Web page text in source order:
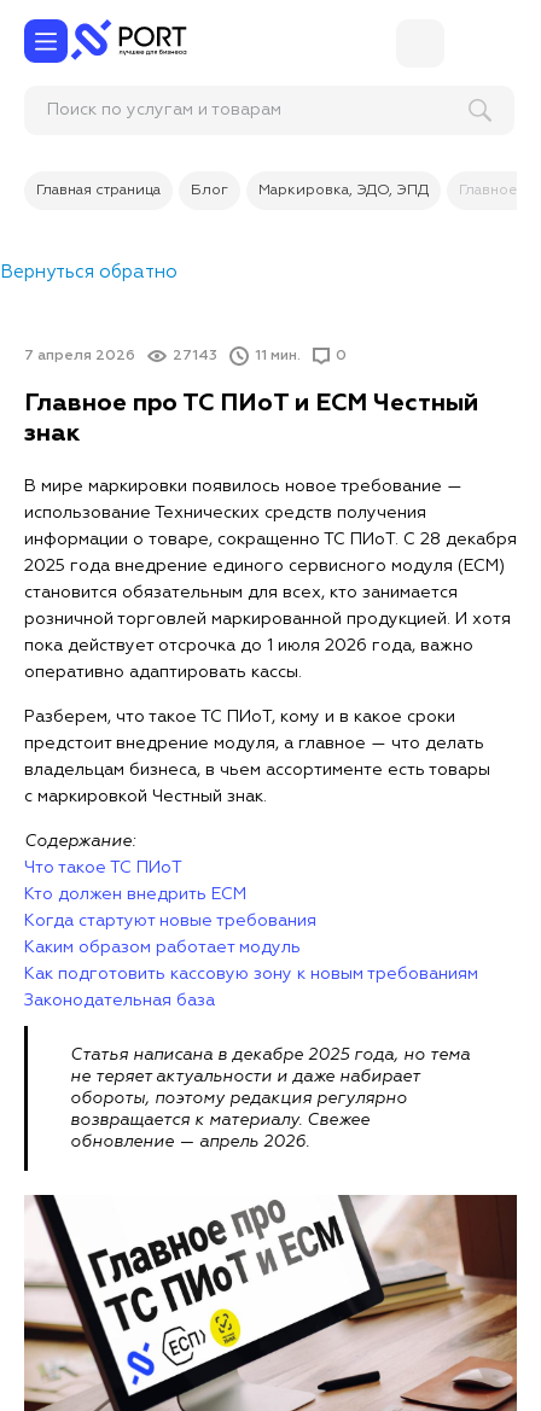
Замена тач-п
Главная страница Блог Маркировка, ЭДО, ЭПД Главное
Вернуться обратно
7 апреля 2026 27143 11 мин. 0
Главное про ТС ПИоТ и ЕСМ Честный
знак
В мире маркировки появилось новое требование —
использование Технических средств получения
информации о товаре, сокращенно ТС ПИоТ. С 28 декабря
2025 года внедрение единого сервисного модуля (ЕСМ)
становится обязательным для всех, кто занимается
розничной торговлей маркированной продукцией. И хотя
пока действует отсрочка до 1 июля 2026 года, важно
оперативно адаптировать кассы.
Разберем, что такое ТС ПИоТ, кому и в какое сроки
предстоит внедрение модуля, а главное — что делать
владельцам бизнеса, в чьем ассортименте есть товары
с маркировкой Честный знак.
Содержание:
Что такое ТС ПИоТ
Кто должен внедрить ЕСМ
Когда стартуют новые требования
Каким образом работает модуль
Как подготовить кассовую зону к новым требованиям
Законодательная база
Статья написана в декабре 2025 года, но тема
не теряет актуальности и даже набирает
обороты, поэтому редакция регулярно
возвращается к материалу. Свежее
обновление — апрель 2026.